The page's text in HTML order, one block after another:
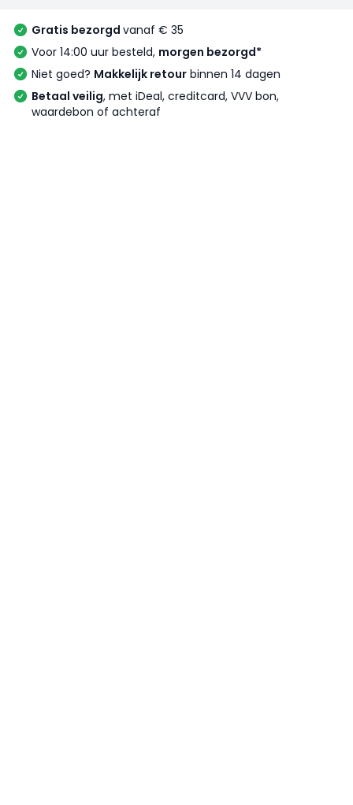
Gratis bezorgd vanaf € 35
Voor 14:00 uur besteld, morgen bezorgd*
Niet goed? Makkelijk retour binnen 14 dagen
Betaal veilig, met iDeal, creditcard, VVV bon,
waardebon of achteraf